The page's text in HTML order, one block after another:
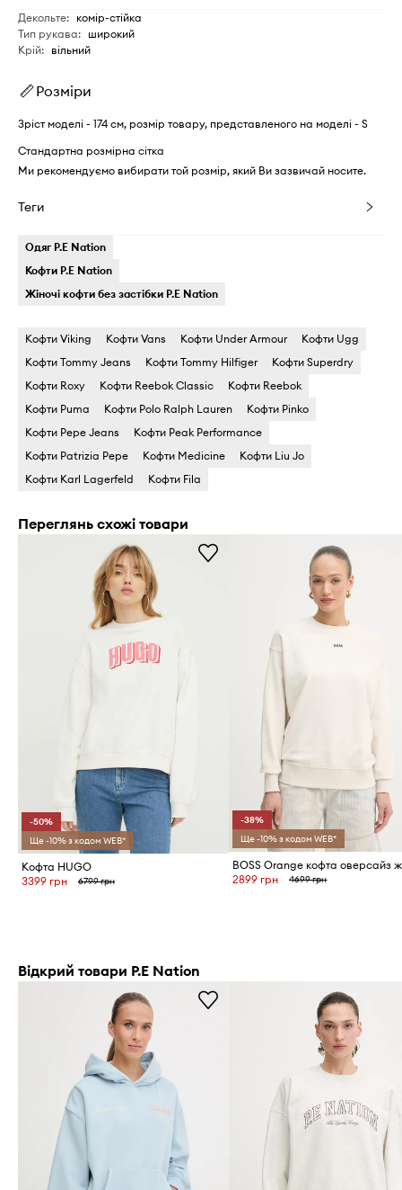
Декольте: комір-стійка
Тип рукава: широкий
Крій: вільний
Розміри
Зріст моделі - 174 см, розмір товару, представленого на моделі - S
Стандартна розмірна сітка
Ми рекомендуємо вибирати той розмір, який Ви зазвичай носите.
Теги
Одяг P.E Nation
Кофти P.E Nation
Жіночі кофти без застібки P.E Nation
Кофти Viking Кофти Vans Кофти Under Armour
Кофти Ugg
Кофти Tommy Jeans
Кофти Tommy Hilfiger
Кофти Superdry
Кофти Roxy
Кофти Reebok Classic
Кофти Reebok
Кофти Puma
Кофти Polo Ralph Lauren
Кофти Pinko
Кофти Pepe Jeans
Кофти Peak Performance
Кофти Patrizia Pepe
Кофти Medicine
Кофти Liu Jo
Кофти Karl Lagerfeld
Кофти Fila
Переглянь схожі товари
-50%
Ще -10% з кодом WEB*
Кофта HUGO
3399 грн
6799 грн
-38%
Ще -10% з кодом WEB*
2899 грн 4699 грн
Відкрий товари P.E Nation